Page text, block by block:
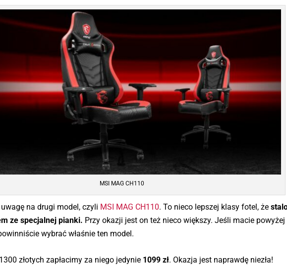
MSI MAG CH110
na drugi model, czyli MSI MAG CH110. To nieco lepszej klasy fotel, że
ze specjalnej pianki. Przy okazji jest on też nieco większy. Jeśli macie powyżej
wybrać właśnie ten model.
złotych zapłacimy za niego jedynie 1099 zł. Okazja jest naprawdę niezła!